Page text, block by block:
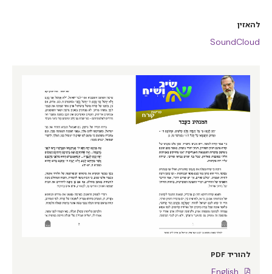
להאזין
SoundCloud
להוריד PDF
English